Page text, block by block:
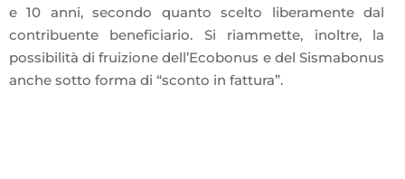
e 10 anni, secondo quanto scelto liberamente dal
contribuente beneficiario. Si riammette, inoltre, la
possibilità di fruizione dell’Ecobonus e del Sismabonus
anche sotto forma di “sconto in fattura”.